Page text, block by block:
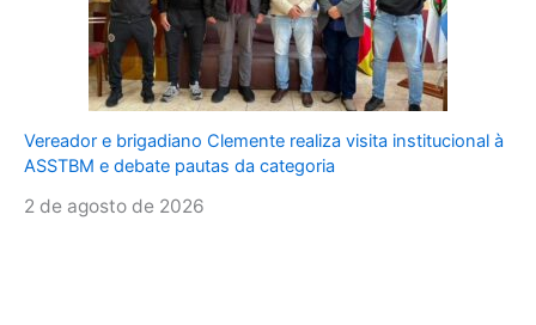
Vereador e brigadiano Clemente realiza visita institucional à
ASSTBM e debate pautas da categoria
2 de agosto de 2026